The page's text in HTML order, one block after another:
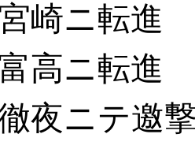
ニ転進
ニ転進
夜ニテ邀